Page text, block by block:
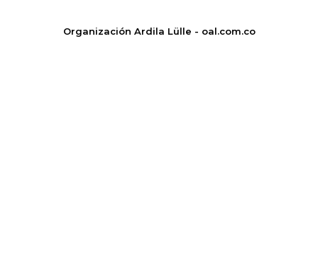
Organización Ardila Lülle - oal.com.co